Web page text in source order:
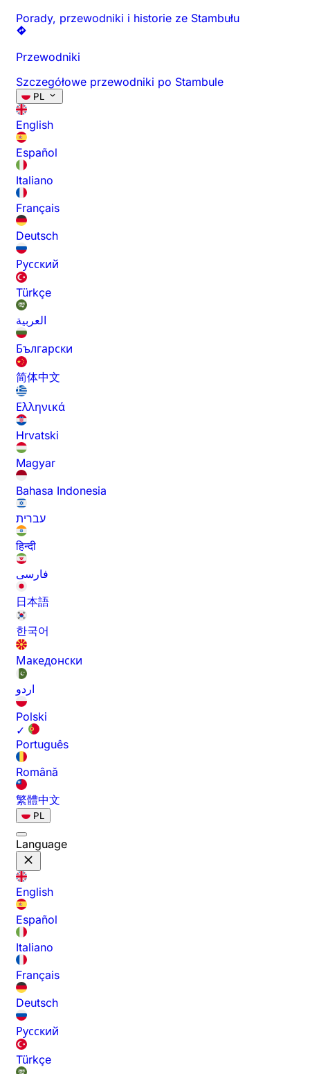
Porady, przewodniki i historie ze Stambułu
Przewodniki
Szczegółowe przewodniki po Stambule
PL
English
Español
Italiano
Français
Deutsch
Русский
Türkçe
العربية
Български
简体中文
Ελληνικά
Hrvatski
Magyar
Bahasa Indonesia
עברית
हिन्दी
فارسی
日本語
한국어
Македонски
اردو
Polski
✓
Português
Română
繁體中文
PL
Language
English
Español
Italiano
Français
Deutsch
Русский
Türkçe